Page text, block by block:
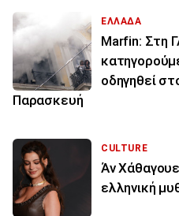
ΕΛΛΑΔΑ
Marfin: Στη
οδηγηθεί
Παρασκευή
CULTURE
Άν
ελληνική